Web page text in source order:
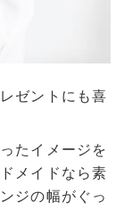
ゼントにも喜
たイメージを
メイドなら素
ジの幅がぐっ